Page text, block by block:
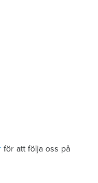
för att följa oss på